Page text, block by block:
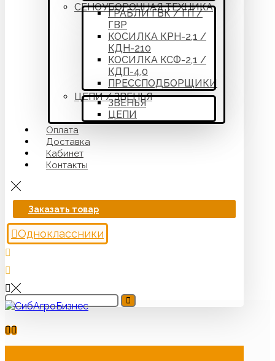
СЕНОУБОРОЧНАЯ ТЕХНИКА
ГРАБЛИ ГВК / ГП /
ГВР
КОСИЛКА КРН-2,1 /
КДН-210
КОСИЛКА КСФ-2,1 /
КДП-4,0
ПРЕССПОДБОРЩИКИ
ЦЕПИ / ЗВЕНЬЯ
ЗВЕНЬЯ
ЦЕПИ
Оплата
Доставка
Кабинет
Контакты
Заказать товар
Одноклассники